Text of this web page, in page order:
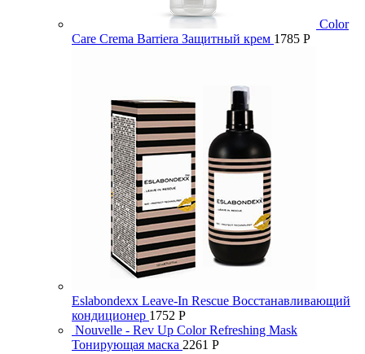
Color
Care Crema Barriera Защитный крем 1785 Р
Eslabondexx Leave-In Rescue Восстанавливающий
кондиционер 1752 Р
Nouvelle - Rev Up Color Refreshing Mask
Тонирующая маска 2261 Р